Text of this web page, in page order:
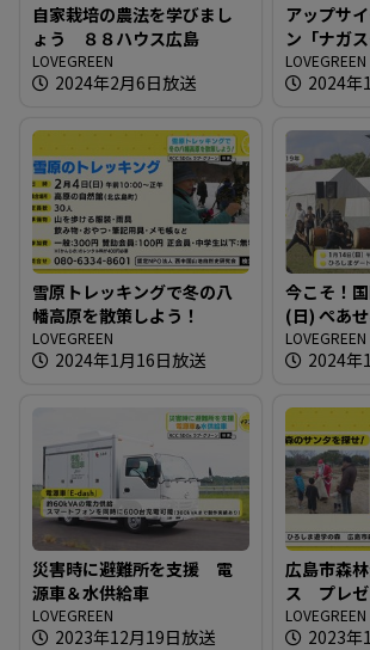
自家栽培の農法を学びまし
ょう ８８ハウス広島
LOVEGREEN
2024年2月6日放送
アップサ
ン「ナガ
LOVEGREEN
2024年
雪原トレッキングで冬の八
幡高原を散策しよう！
LOVEGREEN
2024年1月16日放送
今こそ！
(日) ぺあ
LOVEGREEN
2024年
災害時に避難所を支援 電
源車＆水供給車
LOVEGREEN
2023年12月19日放送
広島市森
ス プレゼ
催
LOVEGREEN
2023年